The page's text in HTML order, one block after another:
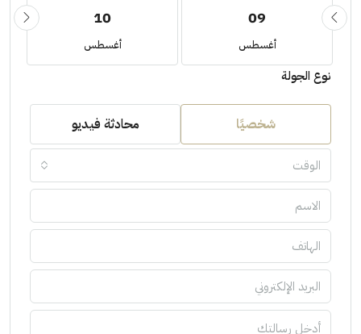
09
أغسطس
10
أغسطس
نوع الجولة
شخصيًا محادثة فيديو
الوقت